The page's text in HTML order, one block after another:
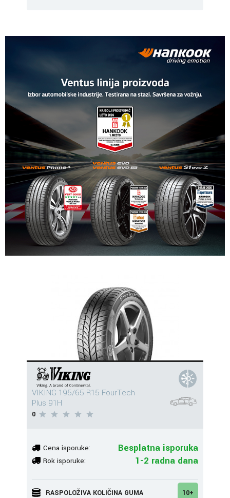
VIKING 195/65 R15 FourTech
Plus 91H
0
Cena isporuke: Besplatna isporuka
Rok isporuke: 1-2 radna dana
RASPOLOŽIVA KOLIČINA GUMA 10+